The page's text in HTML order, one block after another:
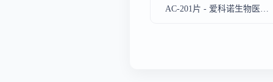
AC-201片 - 爱科诺生物医药（苏州）有限公司